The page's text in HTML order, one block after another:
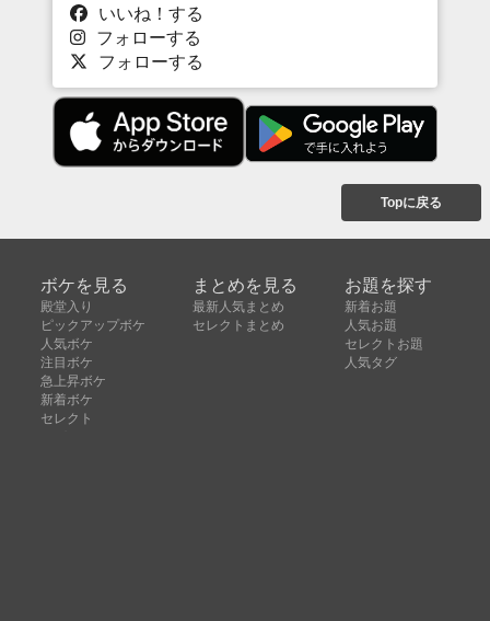
いいね！する
フォローする
フォローする
Topに戻る
ボケを見る
殿堂入り
ピックアップボケ
人気ボケ
注目ボケ
急上昇ボケ
新着ボケ
セレクト
まとめを見る
最新人気まとめ
セレクトまとめ
お題を探す
新着お題
人気お題
セレクトお題
人気タグ